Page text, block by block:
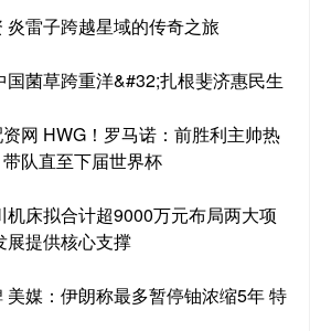
炎雷子跨越星域的传奇之旅
国菌草跨重洋&#32;扎根斐济惠民生
网 HWG！罗马诺：前胜利主帅热
队直至下届世界杯
机床拟合计超9000万元布局两大项
展提供核心支撑
美媒：伊朗称最多暂停铀浓缩5年 特